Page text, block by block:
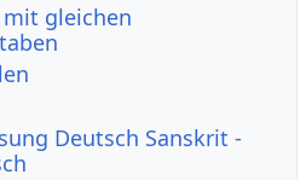
gleichen
Deutsch Sanskrit -